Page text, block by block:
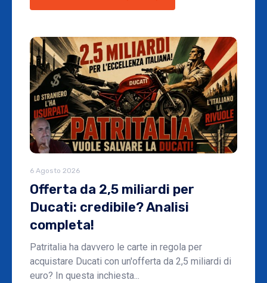
6 Agosto 2026
Offerta da 2,5 miliardi per
Ducati: credibile? Analisi
completa!
Patritalia ha davvero le carte in regola per
acquistare Ducati con un'offerta da 2,5 miliardi di
euro? In questa inchiesta...